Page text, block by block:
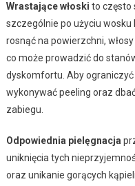
Wrastające włoski to często
szczególnie po użyciu
rosnąć na powierzchni,
co może prowadzić do
dyskomfortu. Aby
wykonywać peeling oraz
zabiegu.
Odpowiednia pielęgnacja
uniknięcia tych
oraz unikanie gorących